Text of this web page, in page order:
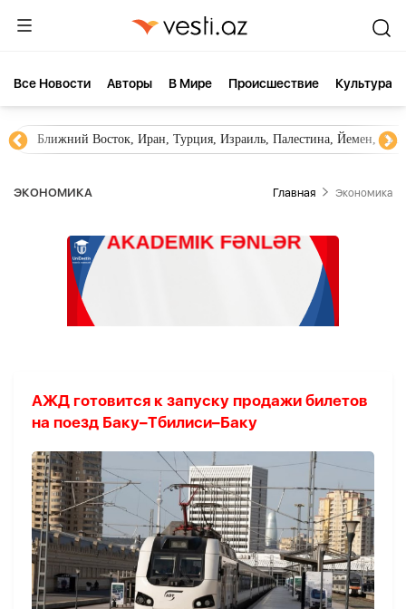
Все Новости Aвторы В Мире Происшествие Культура
Ближний Восток, Иран, Турция, Израиль, Палестина, Йемен,
ЭКОНОМИКА Главная Экономика
АЖД готовится к запуску продажи билетов
на поезд Баку–Тбилиси–Баку